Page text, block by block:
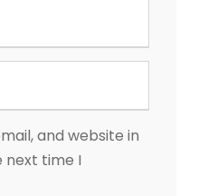
and website in
next time I